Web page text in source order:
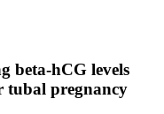
beta-hCG levels
tubal pregnancy